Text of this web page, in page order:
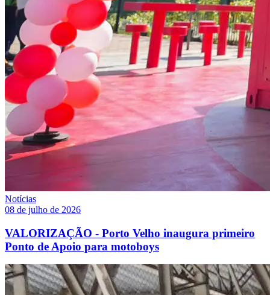
Notícias
08 de julho de 2026
VALORIZAÇÃO - Porto Velho inaugura primeiro
Ponto de Apoio para motoboys